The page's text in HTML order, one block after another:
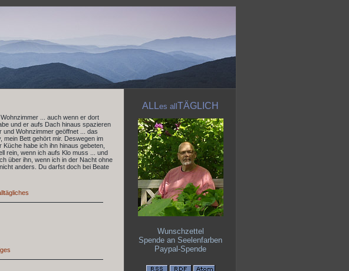
... auch wenn er dort
und er aufs Dach hinaus spazieren
Wohnzimmer geöffnet ... das
mein Bett gehört mir. Deswegen im
habe ich ihn hinaus gebeten,
rein, wenn ich aufs Klo muss ... und
über ihn, wenn ich in der Nacht ohne
anders. Du darfst doch bei Beate
ALLes all TÄGLICH
Wunschzettel
Spende an Seelenfarben
Paypal-Spende